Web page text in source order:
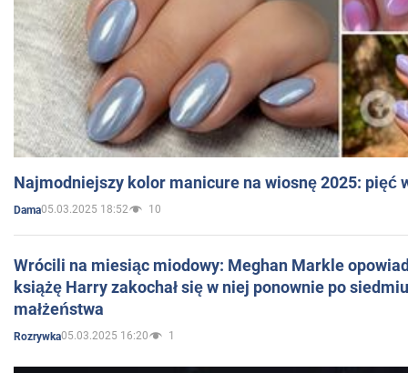
Najmodniejszy kolor manicure na wiosnę 2025: pięć
Dama05.03.2025 18:52 10
Wrócili na miesiąc miodowy: Meghan Markle
książę Harry zakochał się w niej ponownie po
małżeństwa
Rozrywka05.03.2025 16:20 1